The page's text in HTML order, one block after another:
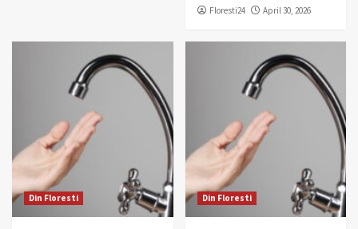
Floresti24 April 30, 2026
Din Floresti Din Floresti